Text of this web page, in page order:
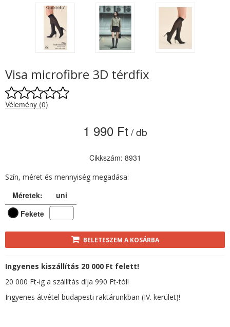
Visa microfibre 3D térdfix
Vélemény (0)
1 990 Ft / db
Cikkszám: 8931
Szín, méret és mennyiség megadása:
Méretek:
uni
Fekete
BELETESZEM A KOSÁRBA
Ingyenes kiszállítás 20 000 Ft felett!
20 000 Ft-ig a szállítás díja 990 Ft-tól!
Ingyenes átvétel budapesti raktárunkban (IV. kerület)!